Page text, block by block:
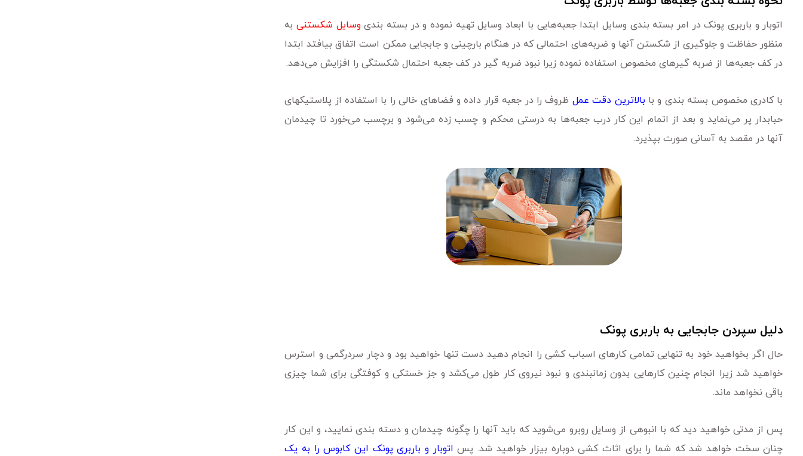
اتوبار و باربری پونک در امر بسته بندی وسایل ابتدا جعبه‌هایی با ابعاد وسایل تهیه نموده و در بسته بندی وسایل شکستنی به
منظور حفاظت و جلوگیری از شکستن آنها و ضربه‌های احتمالی که در هنگام بارچینی و جابجایی ممکن است اتفاق بیافتد ابتدا
در کف جعبه‌ها از ضربه گیر‌های مخصوص استفاده نموده زیرا نبود ضربه گیر در کف جعبه احتمال شکستگی را افزایش می‌دهد.
با کادری مخصوص بسته بندی و با بالاترین دقت عمل ظروف را در جعبه قرار داده و فضاهای خالی را با استفاده از پلاستیکهای
حبابدار پر می‌نماید و بعد از اتمام این کار درب جعبه‌ها به درستی محکم و چسب زده می‌شود و برچسب می‌خورد تا چیدمان
آنها در مقصد به آسانی صورت بپذیرد.
دلیل سپردن جابجایی به باربری پونک
حال اگر بخواهید خود به تنهایی تمامی کارهای اسباب کشی را انجام دهید دست تنها خواهید بود و دچار سردرگمی و استرس
خواهید شد زیرا انجام چنین کارهایی بدون زمانبندی و نبود نیروی کار طول می‌کشد و جز خستکی و کوفتگی برای شما چیزی
باقی نخواهد ماند.
پس از مدتی خواهید دید که با انبوهی از وسایل روبرو می‌شوید که باید آنها را چگونه چیدمان و دسته بندی نمایید، و این کار
چنان سخت خواهد شد که شما را برای اثاث کشی دوباره بیزار خواهید شد. پس اتوبار و باربری پونک این کابوس را به یک